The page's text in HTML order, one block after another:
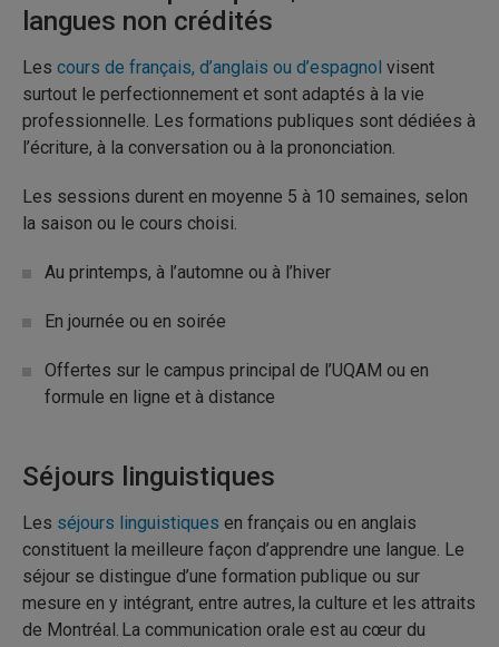
langues non crédités
Les cours de français, d’anglais ou d’espagnol visent
surtout le perfectionnement et sont adaptés à la vie
professionnelle. Les formations publiques sont dédiées à
l’écriture, à la conversation ou à la prononciation.
Les sessions durent en moyenne 5 à 10 semaines, selon
la saison ou le cours choisi.
Au printemps, à l’automne ou à l’hiver
En journée ou en soirée
Offertes sur le campus principal de l’UQAM ou en
formule en ligne et à distance
Séjours linguistiques
Les séjours linguistiques en français ou en anglais
constituent la meilleure façon d’apprendre une langue. Le
séjour se distingue d’une formation publique ou sur
mesure en y intégrant, entre autres, la culture et les attraits
de Montréal. La communication orale est au cœur du